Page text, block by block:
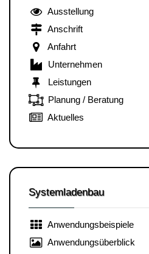
Ausstellung
Anschrift
Anfahrt
Unternehmen
Leistungen
Planung / Beratung
Aktuelles
Systemladenbau
Anwendungsbeispiele
Anwendungsüberblick